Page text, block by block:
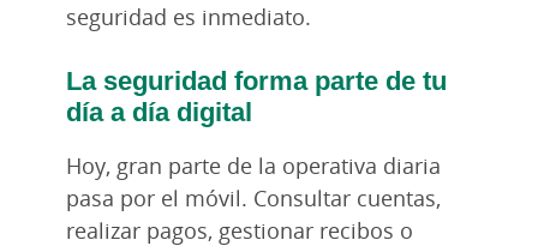
seguridad es inmediato.
La seguridad forma parte de tu
día a día digital
Hoy, gran parte de la operativa diaria
pasa por el móvil. Consultar cuentas,
realizar pagos, gestionar recibos o